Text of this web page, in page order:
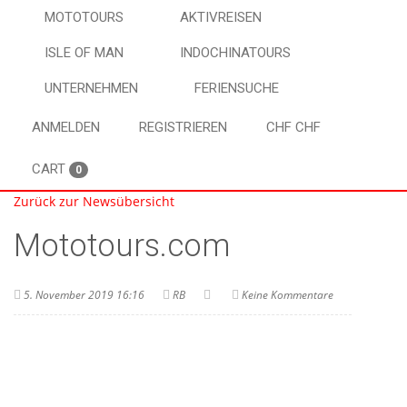
MOTOTOURS AKTIVREISEN
ISLE OF MAN INDOCHINATOURS
UNTERNEHMEN FERIENSUCHE
ANMELDEN REGISTRIEREN CHF CHF
CART 0
Zurück zur Newsübersicht
Mototours.com
5. November 2019 16:16 RB Keine Kommentare